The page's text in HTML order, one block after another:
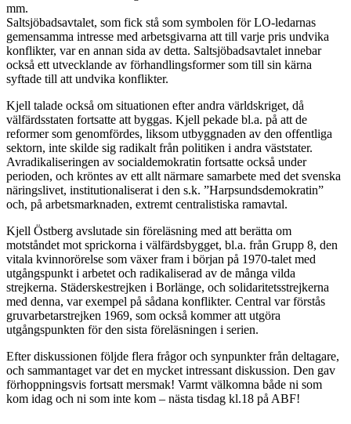
mm.
Saltsjöbadsavtalet, som fick stå som symbolen för LO-ledarnas
gemensamma intresse med arbetsgivarna att till varje pris undvika
konflikter, var en annan sida av detta. Saltsjöbadsavtalet innebar
också ett utvecklande av förhandlingsformer som till sin kärna
syftade till att undvika konflikter.
Kjell talade också om situationen efter andra världskriget, då
välfärdsstaten fortsatte att byggas. Kjell pekade bl.a. på att de
reformer som genomfördes, liksom utbyggnaden av den offentliga
sektorn, inte skilde sig radikalt från politiken i andra väststater.
Avradikaliseringen av socialdemokratin fortsatte också under
perioden, och kröntes av ett allt närmare samarbete med det svenska
näringslivet, institutionaliserat i den s.k. ”Harpsundsdemokratin”
och, på arbetsmarknaden, extremt centralistiska ramavtal.
Kjell Östberg avslutade sin föreläsning med att berätta om
motståndet mot sprickorna i välfärdsbygget, bl.a. från Grupp 8, den
vitala kvinnorörelse som växer fram i början på 1970-talet med
utgångspunkt i arbetet och radikaliserad av de många vilda
strejkerna. Städerskestrejken i Borlänge, och solidaritetsstrejkerna
med denna, var exempel på sådana konflikter. Central var förstås
gruvarbetarstrejken 1969, som också kommer att utgöra
utgångspunkten för den sista föreläsningen i serien.
Efter diskussionen följde flera frågor och synpunkter från deltagare,
och sammantaget var det en mycket intressant diskussion. Den gav
förhoppningsvis fortsatt mersmak! Varmt välkomna både ni som
kom idag och ni som inte kom – nästa tisdag kl.18 på ABF!